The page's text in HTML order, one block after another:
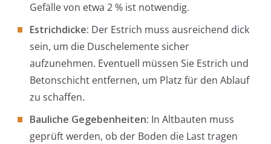
Gefälle von etwa 2 % ist notwendig.
Estrichdicke: Der Estrich muss ausreichend dick
sein, um die Duschelemente sicher
aufzunehmen. Eventuell müssen Sie Estrich und
Betonschicht entfernen, um Platz für den Ablauf
zu schaffen.
Bauliche Gegebenheiten: In Altbauten muss
geprüft werden, ob der Boden die Last tragen